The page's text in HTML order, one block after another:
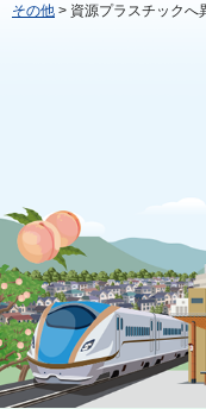
その他 > 資源プラスチックへ